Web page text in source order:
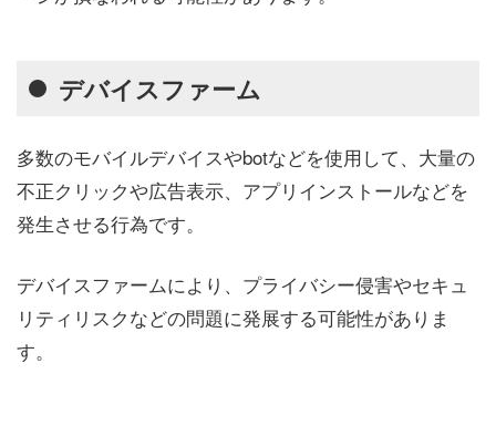
デバイスファーム
多数のモバイルデバイスやbotなどを使用して、大量の
不正クリックや広告表示、アプリインストールなどを
発生させる行為です。
デバイスファームにより、プライバシー侵害やセキュ
リティリスクなどの問題に発展する可能性がありま
す。